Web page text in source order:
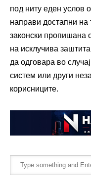
под ниту еден услов
направи достапни на
законски пропишана
на исклучива
да одговара во
систем или други
корисниците.